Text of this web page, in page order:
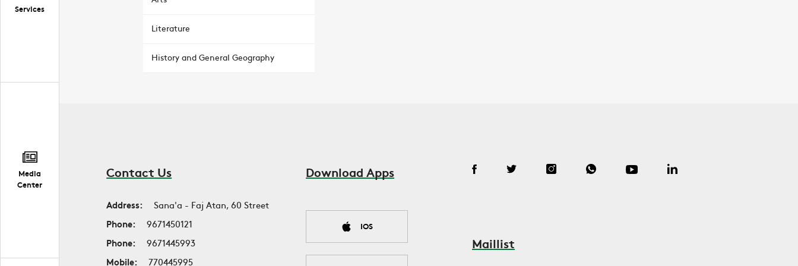
Services
Media
Center
Literature
History and General Geography
Contact Us
Address:
Sana'a - Faj Atan, 60 Street
Phone:
9671450121
Phone:
9671445993
Mobile:
770445995
Download Apps
IOS
Maillist